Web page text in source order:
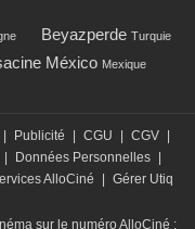
Beyazperde Turquie
México Mexique
| Publicité | CGU | CGV |
| Données Personnelles |
AlloCiné | Gérer Utiq
sur le numéro AlloCiné :